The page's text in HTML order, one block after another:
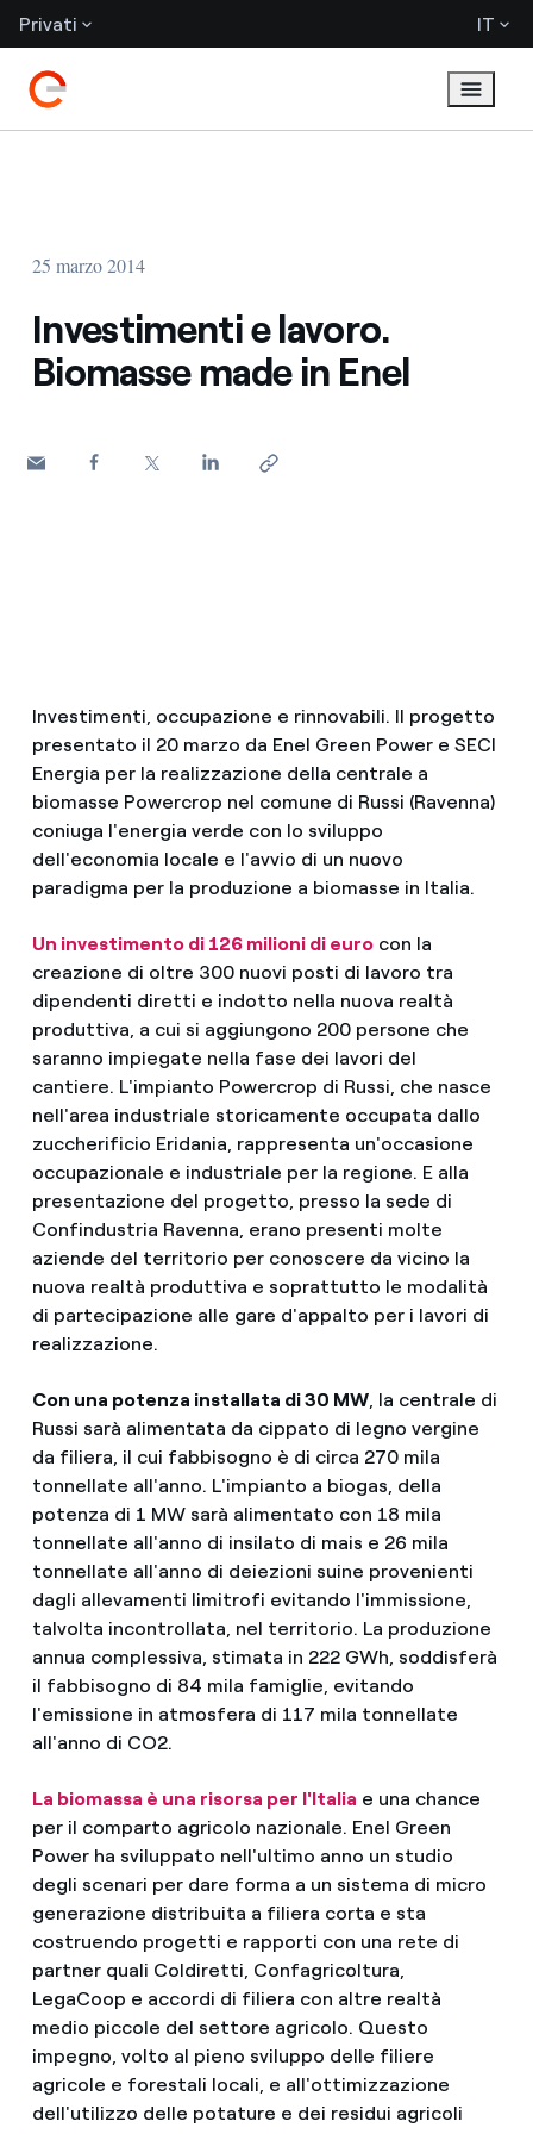
Privati IT
25 marzo 2014
Investimenti e lavoro.
Biomasse made in Enel
Investimenti, occupazione e rinnovabili. Il progetto
presentato il 20 marzo da Enel Green Power e SECI
Energia per la realizzazione della centrale a
biomasse Powercrop nel comune di Russi (Ravenna)
coniuga l'energia verde con lo sviluppo
dell'economia locale e l'avvio di un nuovo
paradigma per la produzione a biomasse in Italia.
Un investimento di 126 milioni di eurocon la
creazione di oltre 300 nuovi posti di lavoro tra
dipendenti diretti e indotto nella nuova realtà
produttiva, a cui si aggiungono 200 persone che
saranno impiegate nella fase dei lavori del
cantiere. L'impianto Powercrop di Russi, che nasce
nell'area industriale storicamente occupata dallo
zuccherificio Eridania, rappresenta un'occasione
occupazionale e industriale per la regione. E alla
presentazione del progetto, presso la sede di
Confindustria Ravenna, erano presenti molte
aziende del territorio per conoscere da vicino la
nuova realtà produttiva e soprattutto le modalità
di partecipazione alle gare d'appalto per i lavori di
realizzazione.
Con una potenza installata di 30 MW, la centrale di
Russi sarà alimentata da cippato di legno vergine
da filiera, il cui fabbisogno è di circa 270 mila
tonnellate all'anno. L'impianto a biogas, della
potenza di 1 MW sarà alimentato con 18 mila
tonnellate all'anno di insilato di mais e 26 mila
tonnellate all'anno di deiezioni suine provenienti
dagli allevamenti limitrofi evitando l'immissione,
talvolta incontrollata, nel territorio. La produzione
annua complessiva, stimata in 222 GWh, soddisferà
il fabbisogno di 84 mila famiglie, evitando
l'emissione in atmosfera di 117 mila tonnellate
all'anno di CO2.
La biomassa è una risorsa per l'Italia e una chance
per il comparto agricolo nazionale. Enel Green
Power ha sviluppato nell'ultimo anno un studio
degli scenari per dare forma a un sistema di micro
generazione distribuita a filiera corta e sta
costruendo progetti e rapporti con una rete di
partner quali Coldiretti, Confagricoltura,
LegaCoop e accordi di filiera con altre realtà
medio piccole del settore agricolo. Questo
impegno, volto al pieno sviluppo delle filiere
agricole e forestali locali, e all'ottimizzazione
dell'utilizzo delle potature e dei residui agricoli